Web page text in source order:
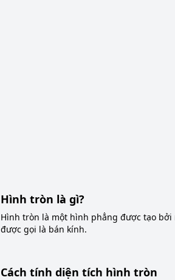
Hình tròn là gì?
Hình tròn là một hình phẳng được tạo
được gọi là bán kính.
Cách tính diện tích hình tròn